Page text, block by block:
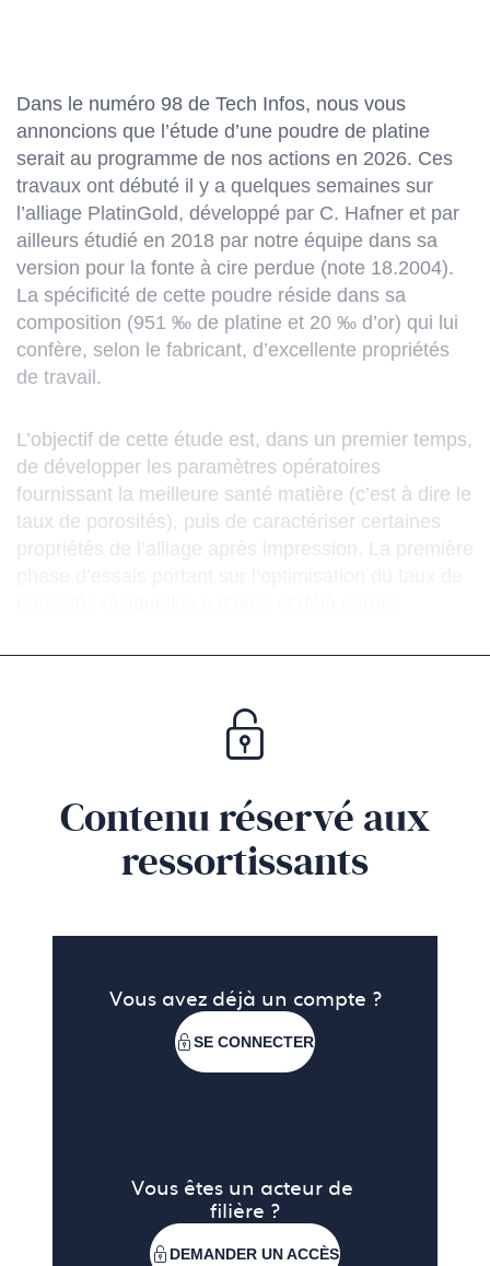
Dans le numéro 98 de Tech Infos, nous vous
annoncions que l’étude d’une poudre de platine
serait au programme de nos actions en 2026. Ces
travaux ont débuté il y a quelques semaines sur
l’alliage PlatinGold, développé par C. Hafner et par
ailleurs étudié en 2018 par notre équipe dans sa
version pour la fonte à cire perdue (note 18.2004).
La spécificité de cette poudre réside dans sa
composition (951 ‰ de platine et 20 ‰ d’or) qui lui
confère, selon le fabricant, d’excellente propriétés
de travail.
L’objectif de cette étude est, dans un premier temps,
de développer les paramètres opératoires
fournissant la meilleure santé matière (c’est à dire le
taux de porosités), puis de caractériser certaines
propriétés de l’alliage après impression. La première
99,9%, comparable à ce qu’on peut obtenir en fonte
seront disponibles au second semestre 2026.
Contenu réservé aux
ressortissants
Vous avez déjà un compte ?
SE CONNECTER
Vous êtes un acteur de
filière ?
DEMANDER UN ACCÈS